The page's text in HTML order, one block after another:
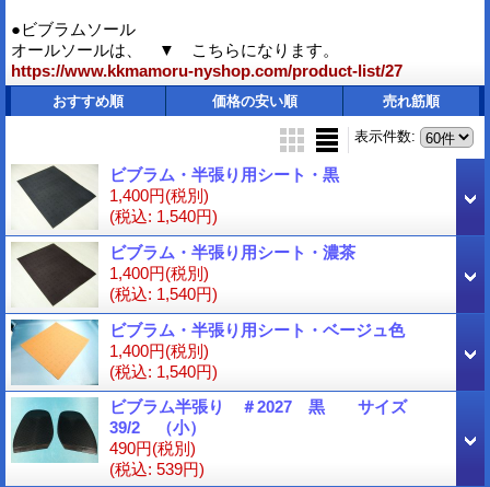
●ビブラムソール
オールソールは、 ▼ こちらになります。
https://www.kkmamoru-nyshop.com/product-list/27
おすすめ順 価格の安い順 売れ筋順
表示件数:
ビブラム・半張り用シート・黒
1,400円(税別)
(税込: 1,540円)
ビブラム・半張り用シート・濃茶
1,400円(税別)
(税込: 1,540円)
ビブラム・半張り用シート・ベージュ色
1,400円(税別)
(税込: 1,540円)
ビブラム半張り ＃2027 黒 サイズ
39/2 （小）
490円(税別)
(税込: 539円)